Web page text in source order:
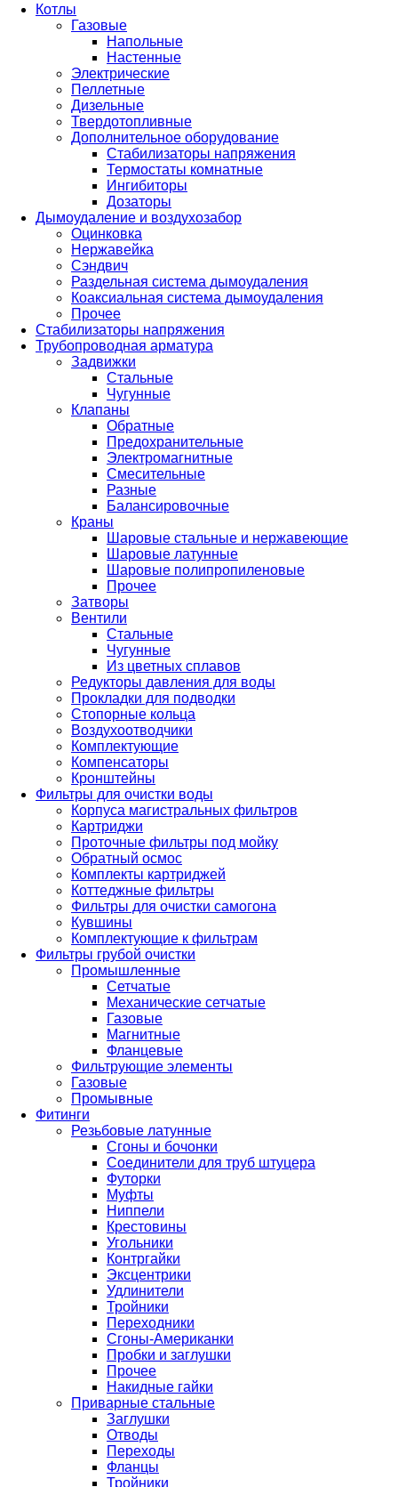
Котлы
Газовые
Напольные
Настенные
Электрические
Пеллетные
Дизельные
Твердотопливные
Дополнительное оборудование
Стабилизаторы напряжения
Термостаты комнатные
Ингибиторы
Дозаторы
Дымоудаление и воздухозабор
Оцинковка
Нержавейка
Сэндвич
Раздельная система дымоудаления
Коаксиальная система дымоудаления
Прочее
Стабилизаторы напряжения
Трубопроводная арматура
Задвижки
Стальные
Чугунные
Клапаны
Обратные
Предохранительные
Электромагнитные
Смесительные
Разные
Балансировочные
Краны
Шаровые стальные и нержавеющие
Шаровые латунные
Шаровые полипропиленовые
Прочее
Затворы
Вентили
Стальные
Чугунные
Из цветных сплавов
Редукторы давления для воды
Прокладки для подводки
Стопорные кольца
Воздухоотводчики
Комплектующие
Компенсаторы
Кронштейны
Фильтры для очистки воды
Корпуса магистральных фильтров
Картриджи
Проточные фильтры под мойку
Обратный осмос
Комплекты картриджей
Коттеджные фильтры
Фильтры для очистки самогона
Кувшины
Комплектующие к фильтрам
Фильтры грубой очистки
Промышленные
Сетчатые
Механические сетчатые
Газовые
Магнитные
Фланцевые
Фильтрующие элементы
Газовые
Промывные
Фитинги
Резьбовые латунные
Сгоны и бочонки
Соединители для труб штуцера
Футорки
Муфты
Ниппели
Крестовины
Угольники
Контргайки
Эксцентрики
Удлинители
Тройники
Переходники
Сгоны-Американки
Пробки и заглушки
Прочее
Накидные гайки
Приварные стальные
Заглушки
Отводы
Переходы
Фланцы
Тройники